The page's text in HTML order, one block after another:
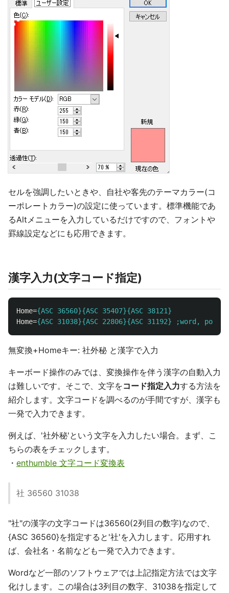
セルを強調したいときや、自社や客先のテーマカラー(コ
ーポレートカラー)の設定に使っています。標準機能であ
るAltメニューを入力しているだけですので、フォントや
罫線設定などにも応用できます。
漢字入力(文字コード指定)
Home={ASC 36560}{ASC 35407}{ASC 38121}
Home={ASC 31038}{ASC 22806}{ASC 31192} ;word,
無変換+Homeキー: 社外秘 と漢字で入力
キーボード操作のみでは、変換操作を伴う漢字の自動入力
は難しいです。そこで、文字をコード指定入力する方法を
紹介します。文字コードを調べるのが手間ですが、漢字も
一発で入力できます。
例えば、'社外秘'という文字を入力したい場合。まず、こ
ちらの表をチェックします。
・ enthumble 文字コード変換表
社 36560 31038
"社"の漢字の文字コードは36560(2列目の数字)なので、
{ASC 36560}を指定すると'社'を入力します。応用すれ
ば、会社名・名前なども一発で入力できます。
Wordなど一部のソフトウェアでは上記指定方法では文字
化けします。この場合は3列目の数字、31038を指定して